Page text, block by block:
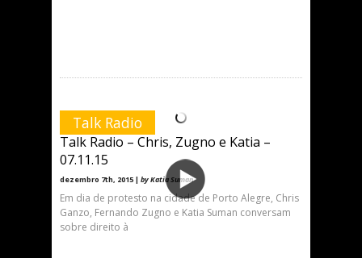
Talk Radio
Talk Radio – Chris, Zugno e Katia –
07.11.15
dezembro 7th, 2015 | by Katia Suman
Em dia de protesto na cidade de Porto Alegre, Chris
Ganzo, Fernando Zugno e Katia Suman conversam
sobre direito à